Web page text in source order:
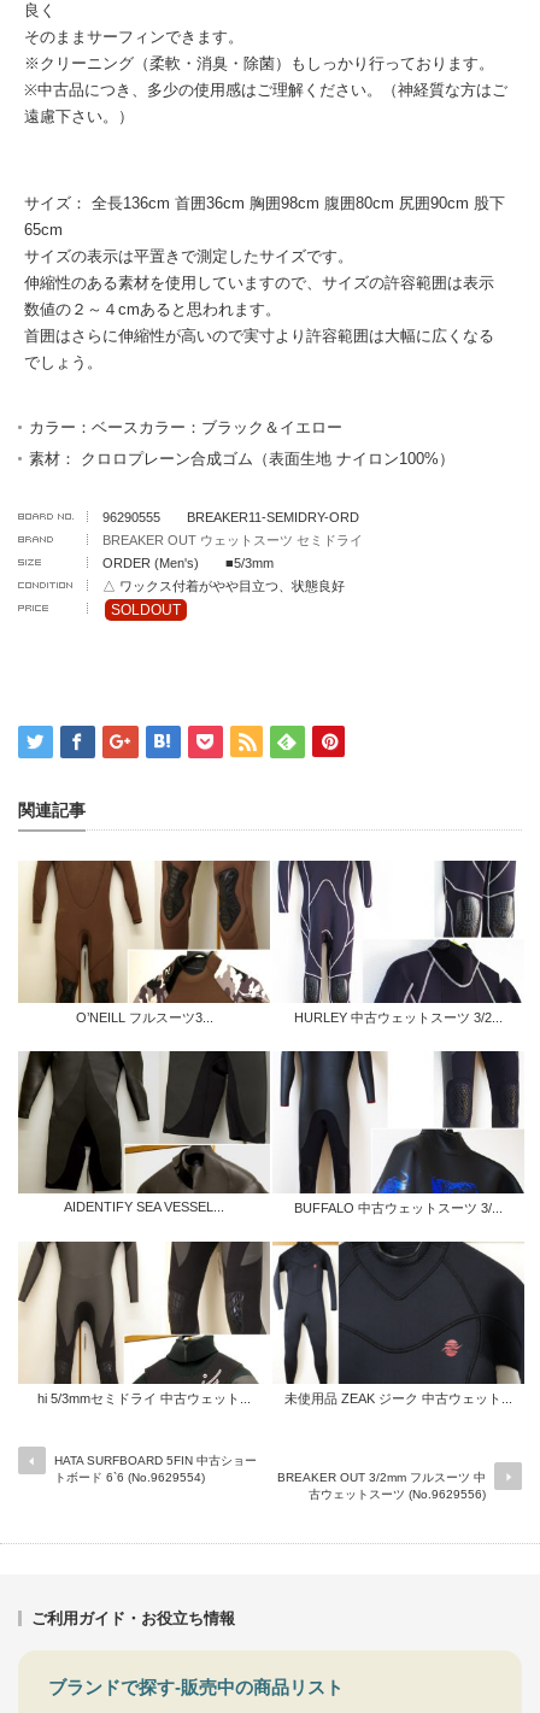
良く
そのままサーフィンできます。
※クリーニング（柔軟・消臭・除菌）もしっかり行っております。
※中古品につき、多少の使用感はご理解ください。（神経質な方はご
遠慮下さい。）
サイズ： 全長136cm 首囲36cm 胸囲98cm 腹囲80cm 尻囲90cm 股下
65cm
サイズの表示は平置きで測定したサイズです。
伸縮性のある素材を使用していますので、サイズの許容範囲は表示
数値の２～４cmあると思われます。
首囲はさらに伸縮性が高いので実寸より許容範囲は大幅に広くなる
でしょう。
カラー：ベースカラー：ブラック＆イエロー
素材： クロロプレーン合成ゴム（表面生地 ナイロン100%）
96290555 BREAKER11-SEMIDRY-ORD
BREAKER OUT ウェットスーツ セミドライ
ORDER (Men's) ■5/3mm
△ ワックス付着がやや目立つ、状態良好
SOLDOUT
関連記事
O’NEILL フルスーツ3... HURLEY 中古ウェットスーツ 3/2...
AIDENTIFY SEA VESSEL... BUFFALO 中古ウェットスーツ 3/...
hi 5/3mmセミドライ 中古ウェット... 未使用品 ZEAK ジーク 中古ウェット...
HATA SURFBOARD 5FIN 中古ショー
トボード 6`6 (No.9629554)
BREAKER OUT 3/2mm フルスーツ 中
古ウェットスーツ (No.9629556)
ご利用ガイド・お役立ち情報
ブランドで探す-販売中の商品リスト